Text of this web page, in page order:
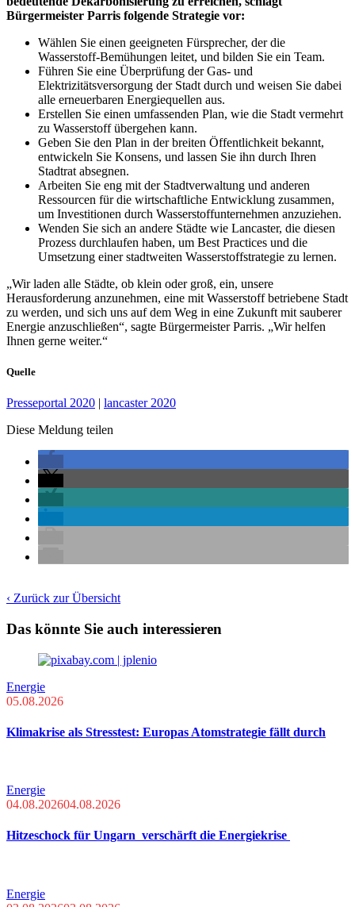
Bürgermeister Parris folgende Strategie vor:
Wählen Sie einen geeigneten Fürsprecher, der die
Wasserstoff-Bemühungen leitet, und bilden Sie ein Team.
Führen Sie eine Überprüfung der Gas- und
Elektrizitätsversorgung der Stadt durch und weisen Sie dabei
alle erneuerbaren Energiequellen aus.
Erstellen Sie einen umfassenden Plan, wie die Stadt vermehrt
zu Wasserstoff übergehen kann.
Geben Sie den Plan in der breiten Öffentlichkeit bekannt,
entwickeln Sie Konsens, und lassen Sie ihn durch Ihren
Stadtrat absegnen.
Arbeiten Sie eng mit der Stadtverwaltung und anderen
Ressourcen für die wirtschaftliche Entwicklung zusammen,
um Investitionen durch Wasserstoffunternehmen anzuziehen.
Wenden Sie sich an andere Städte wie Lancaster, die diesen
Prozess durchlaufen haben, um Best Practices und die
Umsetzung einer stadtweiten Wasserstoffstrategie zu lernen.
„Wir laden alle Städte, ob klein oder groß, ein, unsere
Herausforderung anzunehmen, eine mit Wasserstoff betriebene Stadt
zu werden, und sich uns auf dem Weg in eine Zukunft mit sauberer
Energie anzuschließen“, sagte Bürgermeister Parris. „Wir helfen
Ihnen gerne weiter.“
Quelle
Presseportal 2020 | lancaster 2020
Diese Meldung teilen
‹ Zurück zur Übersicht
Das könnte Sie auch interessieren
Energie
05.08.2026
Klimakrise als Stresstest: Europas Atomstrategie fällt durch
Energie
04.08.202604.08.2026
Hitzeschock für Ungarn verschärft die Energiekrise
Energie